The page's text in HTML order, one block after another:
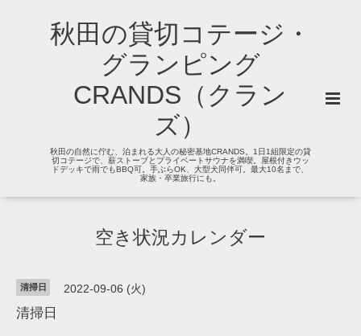
秋田の貸切コテージ・
グランピング
CRANDS（クラン
ズ）
秋田の自然に佇む、泊まれる大人の秘密基地CRANDS。1日1組限定の貸
切コテージで、薪ストーブとプライベートサウナを満喫。屋根付きウッ
ドデッキで雨でもBBQ可。手ぶらOK、大型犬同伴可。最大10名まで、
家族・卒業旅行にも。
空き状況カレンダー
清掃日 2022-09-06 (火)
清掃日